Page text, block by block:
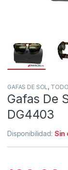
GAFAS DE SOL,
Gafas De
DG4403
Disponibilidad: Sin